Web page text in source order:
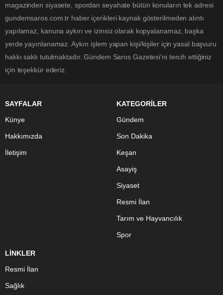
magazinden siyasete, spordan seyahate bütün konuların tek adresi
gundemsaros.com.tr haber içerikleri kaynak gösterilmeden alıntı
yapılamaz, kanuna aykırı ve izinsiz olarak kopyalanamaz, başka
yerde yayınlanamaz. Aykırı işlem yapan kişi/kişiler için yasal başvuru
hakkı saklı tutulmaktadır. Gündem Saros Gazetesi'ni tercih ettiğiniz
için teşekkür ederiz.
SAYFALAR
Künye
Hakkımızda
İletişim
KATEGORİLER
Gündem
Son Dakika
Keşan
Asayiş
Siyaset
Resmi İlan
Tarım ve Hayvancılık
Spor
LİNKLER
Resmi İlan
Sağlık